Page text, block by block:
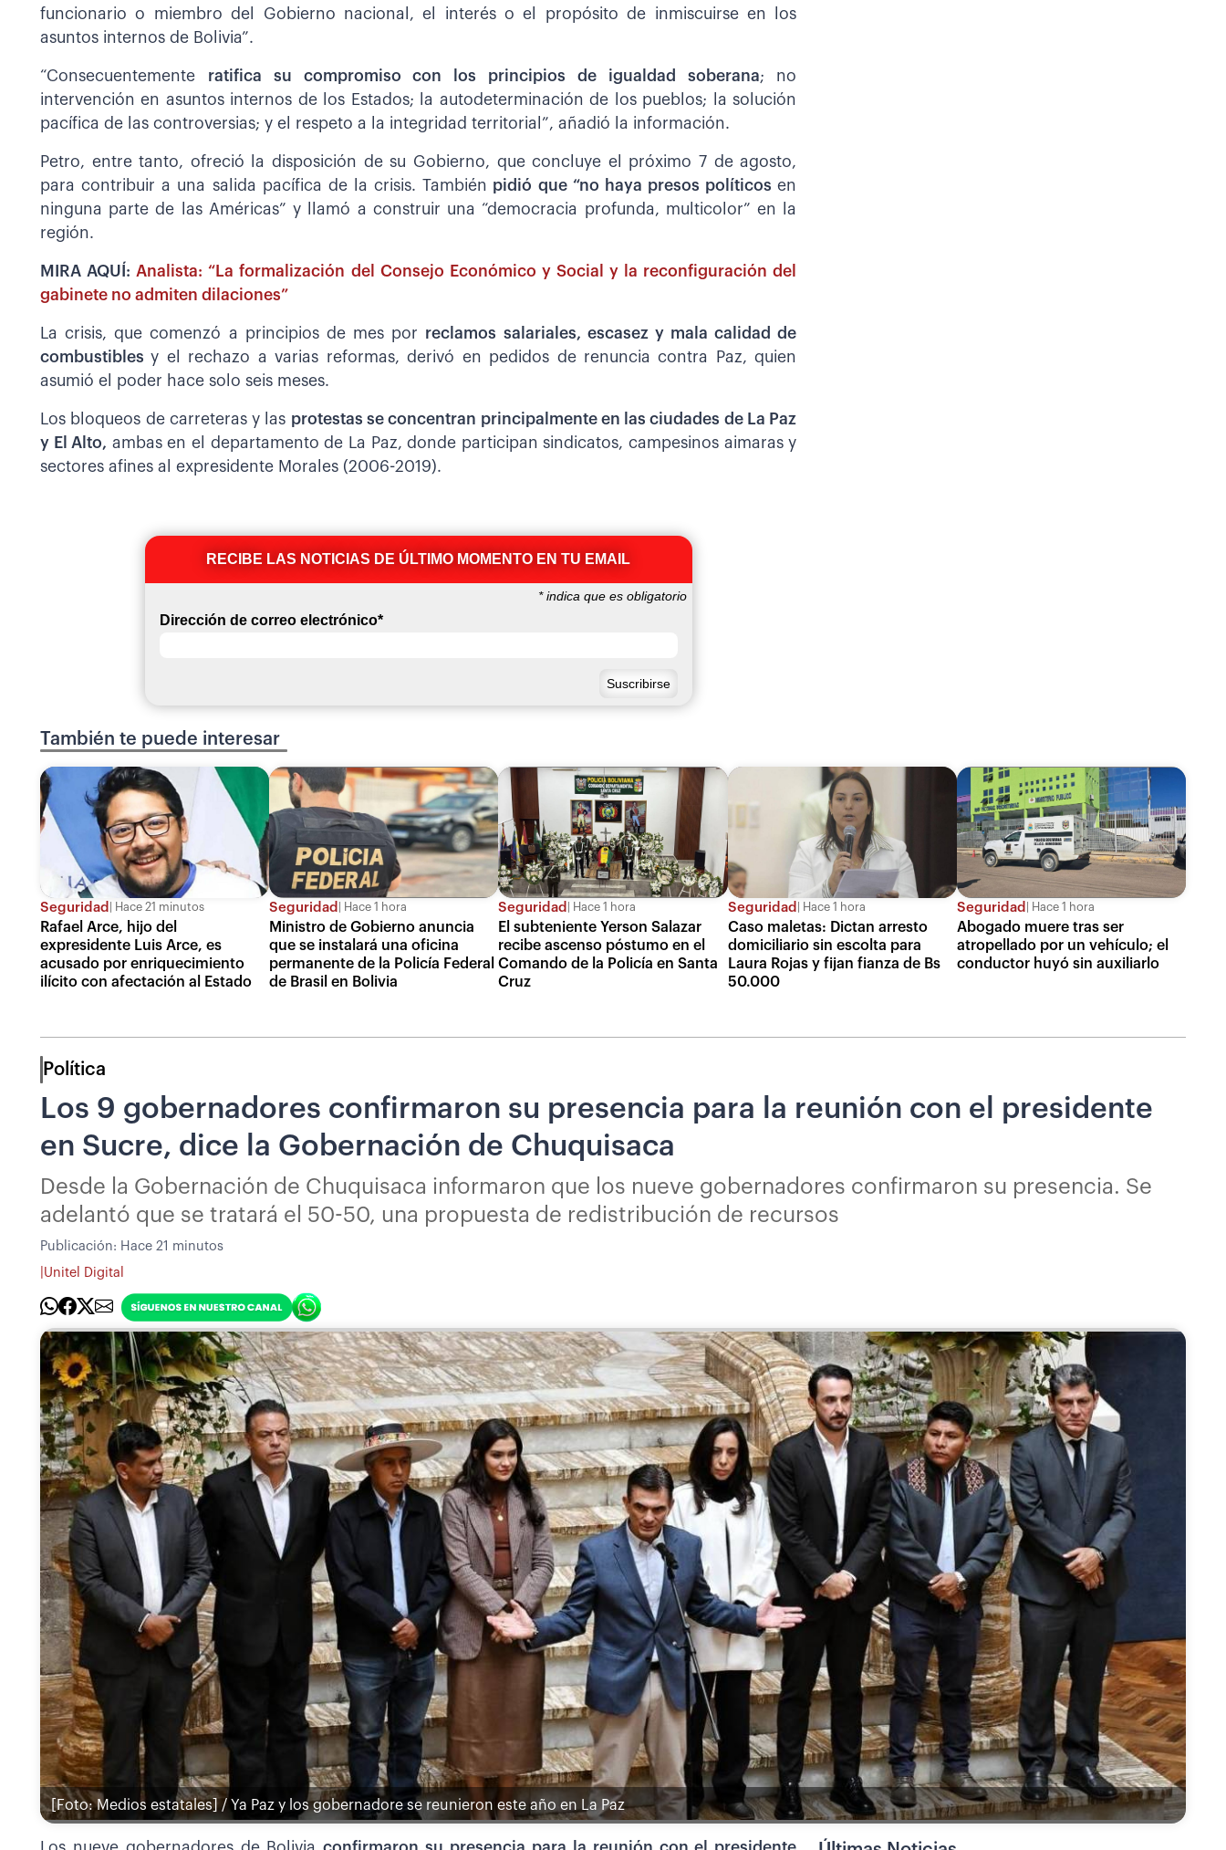
funcionario o miembro del Gobierno nacional, el interés o el propósito de inmiscuirse en los
asuntos internos de Bolivia”.
“Consecuentemente ratifica su compromiso con los principios de igualdad soberana; no
intervención en asuntos internos de los Estados; la autodeterminación de los pueblos; la solución
pacífica de las controversias; y el respeto a la integridad territorial”, añadió la información.
Petro, entre tanto, ofreció la disposición de su Gobierno, que concluye el próximo 7 de agosto,
para contribuir a una salida pacífica de la crisis. También pidió que “no haya presos políticosen
ninguna parte de las Américas” y llamó a construir una “democracia profunda, multicolor” en la
región.
MIRA AQUÍ: Analista: “La formalización del Consejo Económico y Social y la reconfiguración del
gabinete no admiten dilaciones”
La crisis, que comenzó a principios de mes por reclamos salariales, escasez y mala calidad de
combustiblesy el rechazo a varias reformas, derivó en pedidos de renuncia contra Paz, quien
asumió el poder hace solo seis meses.
Los bloqueos de carreteras y las protestas se concentran principalmente en las ciudades de La Paz
y El Alto, ambas en el departamento de La Paz, donde participan sindicatos, campesinos aimaras y
sectores afines al expresidente Morales (2006-2019).
RECIBE LAS NOTICIAS DE ÚLTIMO MOMENTO EN TU EMAIL
*indica que es obligatorio
Dirección de correo electrónico*
También te puede interesar
Seguridad Hace 21 minutos
Rafael Arce, hijo del
expresidente Luis Arce, es
acusado por enriquecimiento
ilícito con afectación al Estado
Seguridad Hace 1 hora
Ministro de Gobierno anuncia
que se instalará una oficina
permanente de la Policía Federal
de Brasil en Bolivia
Seguridad Hace 1 hora
El subteniente Yerson Salazar
recibe ascenso póstumo en el
Comando de la Policía en Santa
Cruz
Seguridad Hace 1 hora
Caso maletas: Dictan arresto
domiciliario sin escolta para
Laura Rojas y fijan fianza de Bs
50.000
Seguridad Hace 1 hora
Abogado muere tras ser
atropellado por un vehículo; el
conductor huyó sin auxiliarlo
Política
Los 9 gobernadores confirmaron su presencia para la reunión con el presidente
en Sucre, dice la Gobernación de Chuquisaca
Desde la Gobernación de Chuquisaca informaron que los nueve gobernadores confirmaron su presencia. Se
adelantó que se tratará el 50-50, una propuesta de redistribución de recursos
Publicación: Hace 21 minutos
Unitel Digital
[Foto: Medios estatales] / Ya Paz y los gobernadore se reunieron este año en La Paz